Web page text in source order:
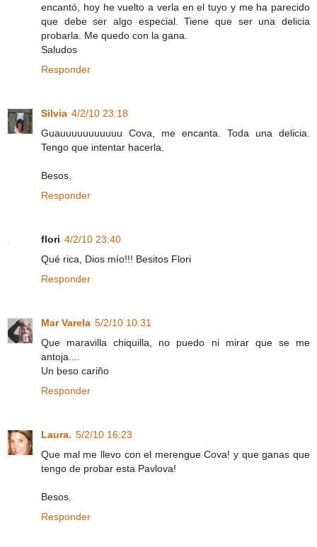
encantó, hoy he vuelto a verla en el tuyo y me ha parecido
que debe ser algo especial. Tiene que ser una delicia
probarla. Me quedo con la gana.
Saludos
Responder
Silvia 4/2/10 23:18
Guauuuuuuuuuuu Cova, me encanta. Toda una delicia.
Tengo que intentar hacerla.
Besos.
Responder
flori 4/2/10 23:40
Qué rica, Dios mío!!! Besitos Flori
Responder
Mar Varela 5/2/10 10:31
Que maravilla chiquilla, no puedo ni mirar que se me
antoja....
Un beso cariño
Responder
Laura. 5/2/10 16:23
Que mal me llevo con el merengue Cova! y que ganas que
tengo de probar esta Pavlova!
Besos.
Responder